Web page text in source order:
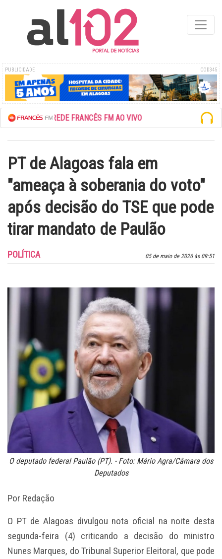
PUBLICIDADE COD345
ESCUTE A REDE FRANCÊS FM AO VIVO
PT de Alagoas fala em
"ameaça à soberania do voto"
após decisão do TSE que pode
tirar mandato de Paulão
05 de maio de 2026 às 09:51
POLÍTICA
O deputado federal Paulão (PT). - Foto: Mário Agra/Câmara dos
Deputados
Por Redação
O PT de Alagoas divulgou nota oficial na noite desta
segunda-feira (4) criticando a decisão do ministro
Nunes Marques, do Tribunal Superior Eleitoral, que pode